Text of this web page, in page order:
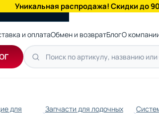
Уникальная распродажа! Скидки до
и оплатаОбмен и возвратБлогО
для
Запчасти для лодочных